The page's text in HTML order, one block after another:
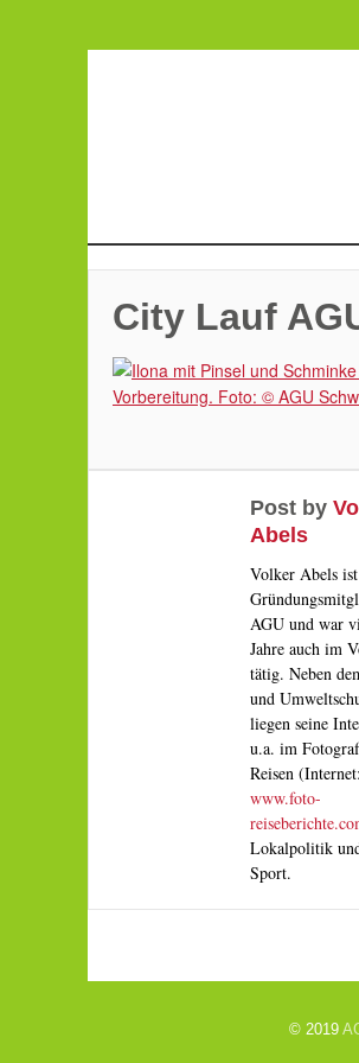
City Lauf
Post by
Abels
Volker Abels ist
AGU und war
Jahre auch im
tätig. Neben
und
liegen seine
u.a. im
Reisen (Internet:
www.foto-
Lokalpolitik
Sport.
© 2019